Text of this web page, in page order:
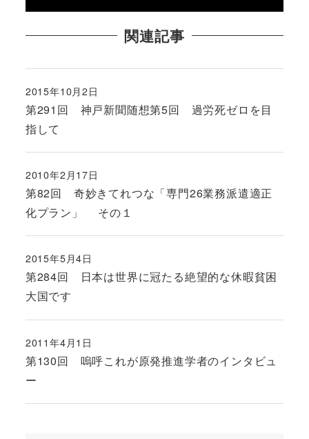
関連記事
第291回 神戸新聞随想第5回 過労死ゼロを目
指して
投稿日
2015年10月2日
第82回 奇妙きてれつな「専門26業務派遣適正
化プラン」 その１
投稿日
2010年2月17日
第284回 日本は世界に冠たる絶望的な休暇貧困
大国です
投稿日
2015年5月4日
第130回 嗚呼これが原発推進学者のインタビュ
ー
投稿日
2011年4月1日